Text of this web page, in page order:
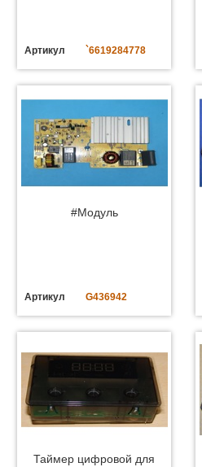
Артикул `6619284778
#Модуль
Артикул G436942
Таймер цифровой для